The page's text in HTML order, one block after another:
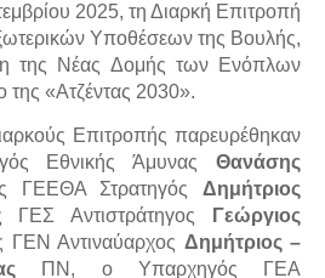
2025, τη Διαρκή Επιτροπή
Υποθέσεων της Βουλής,
της Νέας Δομής των Ενόπλων
«Ατζέντας 2030».
Επιτροπής παρευρέθηκαν
Εθνικής Άμυνας Θανάσης
ΓΕΕΘΑ Στρατηγός Δημήτριος
Αντιστράτηγος
Γεώργιος
ΓΕΝ Αντιναύαρχος Δημήτριος –
ΠΝ, ο Υπαρχηγός ΓΕΑ